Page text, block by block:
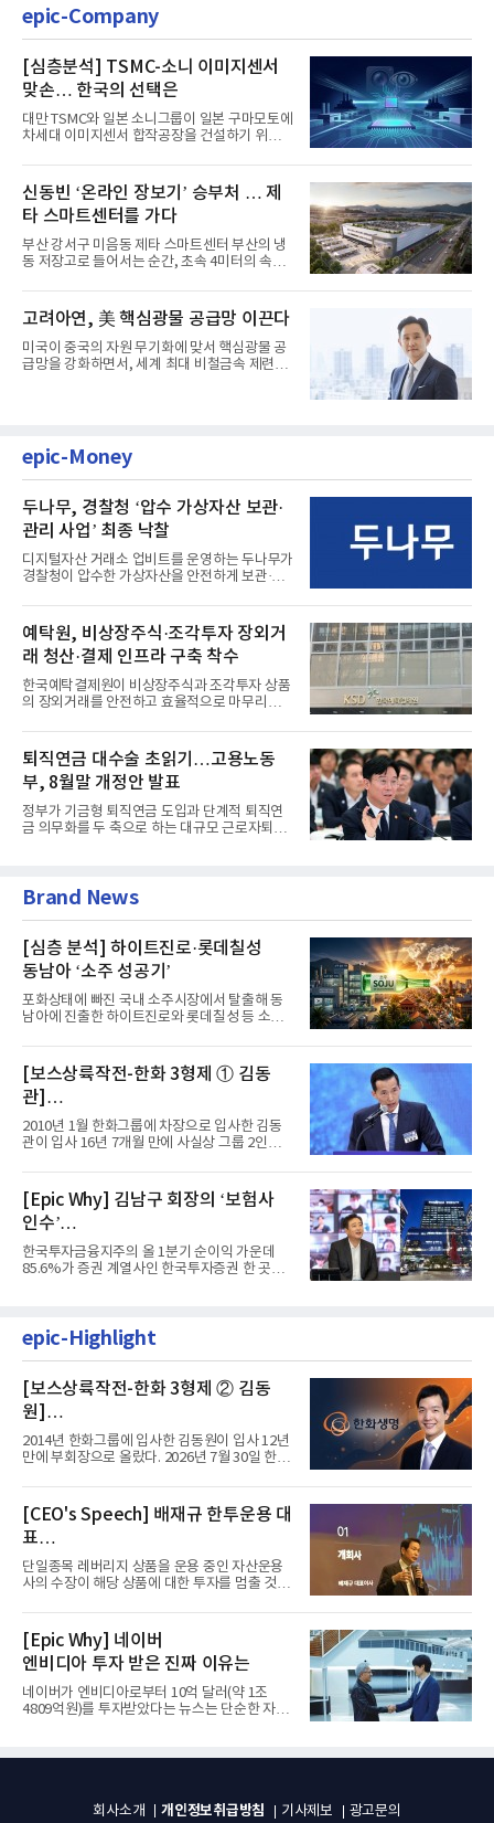
epic-Company
[심층분석] TSMC-소니 이미지센서
맞손… 한국의 선택은
대만 TSMC와 일본 소니그룹이 일본 구마모토에
차세대 이미지센서 합작공장을 건설하기 위해
신동빈 ‘온라인 장보기’ 승부처 … 제
타 스마트센터를 가다
부산 강서구 미음동 제타 스마트센터 부산의 냉
동 저장고로 들어서는 순간, 초속 4미터의 속도
고려아연, 美 핵심광물 공급망 이끈다
미국이 중국의 자원 무기화에 맞서 핵심광물 공
급망을 강화하면서, 세계 최대 비철금속 제련기
epic-Money
두나무, 경찰청 ‘압수 가상자산 보관·
관리 사업’ 최종 낙찰
디지털자산 거래소 업비트를 운영하는 두나무가
경찰청이 압수한 가상자산을 안전하게 보관·관
예탁원, 비상장주식·조각투자 장외거
래 청산·결제 인프라 구축 착수
한국예탁결제원이 비상장주식과 조각투자 상품
의 장외거래를 안전하고 효율적으로 마무리하기
퇴직연금 대수술 초읽기…고용노동
부, 8월말 개정안 발표
정부가 기금형 퇴직연금 도입과 단계적 퇴직연
금 의무화를 두 축으로 하는 대규모 근로자퇴직
Brand News
[심층 분석] 하이트진로·롯데칠성
동남아 ‘소주 성공기’
포화상태에 빠진 국내 소주시장에서 탈출해 동
남아에 진출한 하이트진로와 롯데칠성 등 소주
[보스상륙작전-한화 3형제 ① 김동
관]
입사 16년 만에 수석부회장 … 경영승
계 ‘초읽기’
2010년 1월 한화그룹에 차장으로 입사한 김동
관이 입사 16년 7개월 만에 사실상 그룹 2인자
[Epic Why] 김남구 회장의 ‘보험사
인수’
발걸음이 신중해진 배경은?
한국투자금융지주의 올 1분기 순이익 가운데
85.6%가 증권 계열사인 한국투자증권 한 곳에
epic-Highlight
[보스상륙작전-한화 3형제 ② 김동
원]
입사 12년 만에 금융계열 수장 등극
2014년 한화그룹에 입사한 김동원이 입사 12년
만에 부회장으로 올랐다. 2026년 7월 30일 한화
[CEO's Speech] 배재규 한투운용 대
표
“개별종목 레버리지 투자 지금이라도
멈춰라”
단일종목 레버리지 상품을 운용 중인 자산운용
사의 수장이 해당 상품에 대한 투자를 멈출 것을
[Epic Why] 네이버
엔비디아 투자 받은 진짜 이유는
네이버가 엔비디아로부터 10억 달러(약 1조
4809억원)를 투자받았다는 뉴스는 단순한 자금
회사소개 개인정보취급방침 기사제보 광고문의